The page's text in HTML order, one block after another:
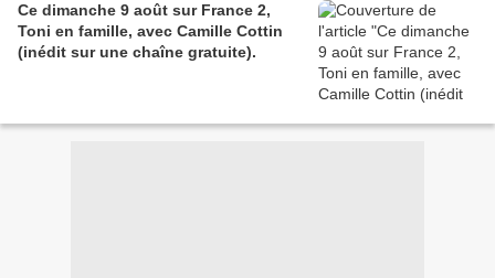
Ce dimanche 9 août sur France 2,
Toni en famille, avec Camille Cottin
(inédit sur une chaîne gratuite).